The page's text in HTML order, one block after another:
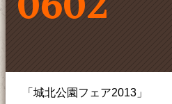
「城北公園フェア2013」